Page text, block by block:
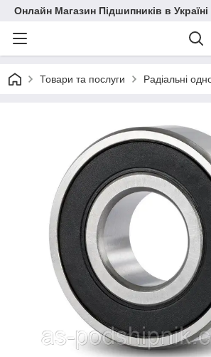
Онлайн Магазин Підшипників в Україні
Товари та послуги Радіальні